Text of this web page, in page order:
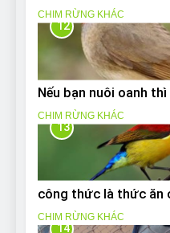
CHIM RỪNG KHÁC
12
Nếu bạn nuôi oanh
CHIM RỪNG KHÁC
13
công thức là thức ăn
CHIM RỪNG KHÁC
14